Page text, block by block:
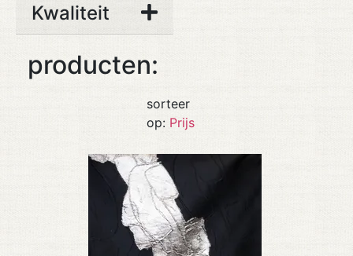
Kwaliteit
producten:
sorteer
op: Prijs